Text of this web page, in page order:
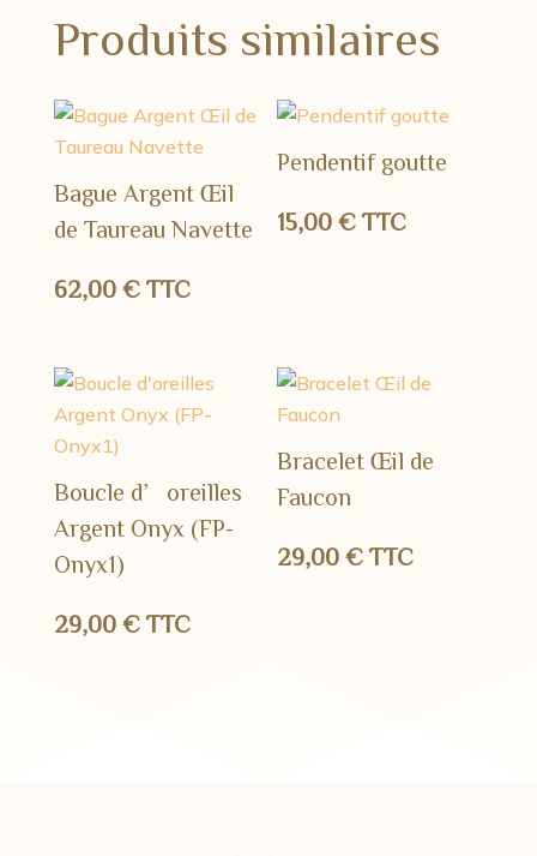
Produits similaires
Bague Argent Œil
de Taureau Navette
62,00 € TTC
Pendentif goutte
15,00€ TTC
Boucle d’oreilles
Argent Onyx (FP-
Onyx1)
29,00 € TTC
Bracelet Œil de
Faucon
29,00€ TTC